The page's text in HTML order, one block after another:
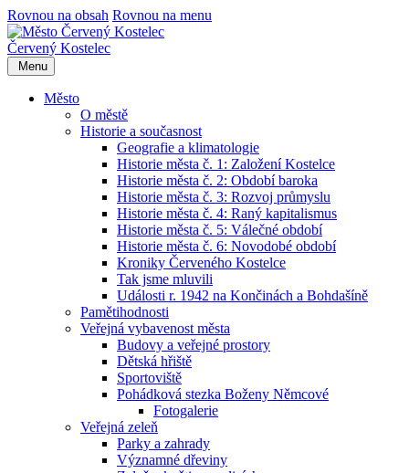
Rovnou na obsah Rovnou na menu
Červený Kostelec
Menu
Město
O městě
Historie a současnost
Geografie a klimatologie
Historie města č. 1: Založení Kostelce
Historie města č. 2: Období baroka
Historie města č. 3: Rozvoj průmyslu
Historie města č. 4: Raný kapitalismus
Historie města č. 5: Válečné období
Historie města č. 6: Novodobé období
Kroniky Červeného Kostelce
Tak jsme mluvili
Události r. 1942 na Končinách a Bohdašíně
Pamětihodnosti
Veřejná vybavenost města
Budovy a veřejné prostory
Dětská hřiště
Sportoviště
Pohádková stezka Boženy Němcové
Fotogalerie
Veřejná zeleň
Parky a zahrady
Významné dřeviny